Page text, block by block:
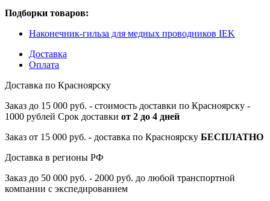
Подборки товаров:
Наконечник-гильза для медных проводников IEK
Доставка
Оплата
Доставка по Красноярску
Заказ до 15 000 руб. - стоимость доставки по Красноярску -
1000 рублей Срок доставки от 2 до 4 дней
Заказ от 15 000 руб. - доставка по Красноярску БЕСПЛАТНО
Доставка в регионы РФ
Заказ до 50 000 руб. - 2000 руб. до любой транспортной
компании с экспедированием